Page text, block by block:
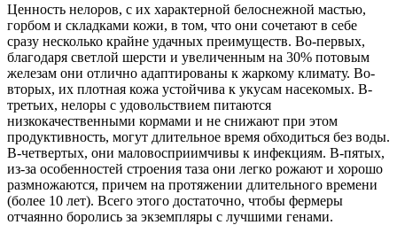
Ценность нелоров, с их характерной белоснежной мастью,
горбом и складками кожи, в том, что они сочетают в себе
сразу несколько крайне удачных преимуществ. Во-первых,
благодаря светлой шерсти и увеличенным на 30% потовым
железам они отлично адаптированы к жаркому климату. Во-
вторых, их плотная кожа устойчива к укусам насекомых. В-
третьих, нелоры с удовольствием питаются
низкокачественными кормами и не снижают при этом
продуктивность, могут длительное время обходиться без воды.
В-четвертых, они маловосприимчивы к инфекциям. В-пятых,
из-за особенностей строения таза они легко рожают и хорошо
размножаются, причем на протяжении длительного времени
(более 10 лет). Всего этого достаточно, чтобы фермеры
отчаянно боролись за экземпляры с лучшими генами.